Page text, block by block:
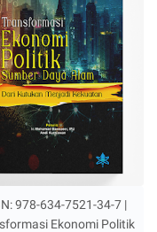
978-634-7521-34-7 |
Ekonomi Politik